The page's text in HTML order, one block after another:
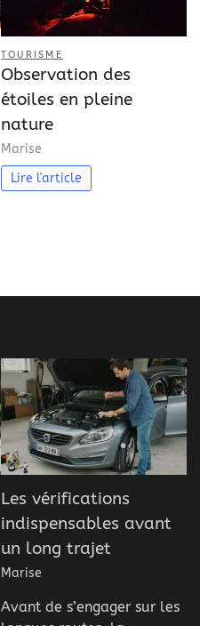
TOURISME
Observation des
étoiles en pleine
nature
Marise
Lire l'article
Les vérifications
indispensables avant
un long trajet
Marise
Avant de s’engager sur les